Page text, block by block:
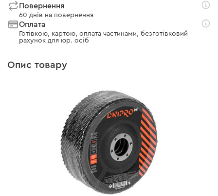
Повернення
60 днів на повернення
Оплата
Готівкою, картою, оплата частинами, безготівковий
рахунок для юр. осіб
Опис товару